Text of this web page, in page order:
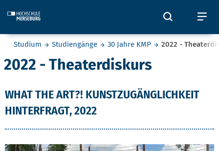
Öffnet
Sie befinden sich hier:
Studium Studiengänge 30 Jahre KMP 2022 -
2022 - Theaterdiskurs
WHAT THE ART?! KUNSTZUGÄNGLICHKEIT
HINTERFRAGT, 2022